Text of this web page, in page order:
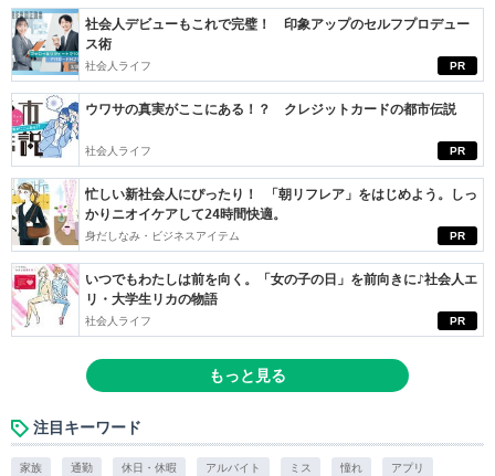
PR
社会人デビューもこれで完璧！ 印象アップのセルフプロデュー
ス術
社会人ライフ
PR
ウワサの真実がここにある！？ クレジットカードの都市伝説
社会人ライフ
PR
忙しい新社会人にぴったり！ 「朝リフレア」をはじめよう。しっ
かりニオイケアして24時間快適。
身だしなみ・ビジネスアイテム
PR
いつでもわたしは前を向く。「女の子の日」を前向きに♪社会人エ
リ・大学生リカの物語
社会人ライフ
もっと見る
注目キーワード
家族 通勤 休日・休暇 アルバイト ミス 憧れ アプリ